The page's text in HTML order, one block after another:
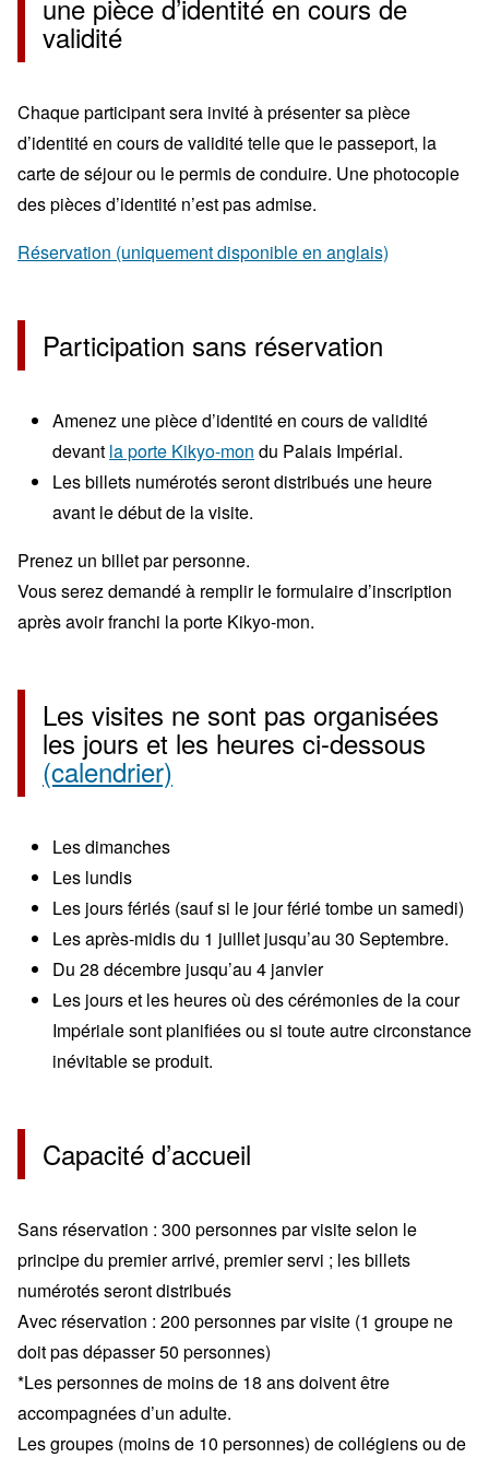
une pièce d’identité en cours de
validité
Chaque participant sera invité à présenter sa pièce
d’identité en cours de validité telle que le passeport, la
carte de séjour ou le permis de conduire. Une photocopie
des pièces d’identité n’est pas admise.
Réservation (uniquement disponible en anglais)
Participation sans réservation
Amenez une pièce d’identité en cours de validité
devant la porte Kikyo-mon du Palais Impérial.
Les billets numérotés seront distribués une heure
avant le début de la visite.
Prenez un billet par personne.
Vous serez demandé à remplir le formulaire d’inscription
après avoir franchi la porte Kikyo-mon.
Les visites ne sont pas organisées
les jours et les heures ci-dessous
(calendrier)
Les dimanches
Les lundis
Les jours fériés (sauf si le jour férié tombe un samedi)
Les après-midis du 1 juillet jusqu’au 30 Septembre.
Du 28 décembre jusqu’au 4 janvier
Les jours et les heures où des cérémonies de la cour
Impériale sont planifiées ou si toute autre circonstance
inévitable se produit.
Capacité d’accueil
Sans réservation : 300 personnes par visite selon le
principe du premier arrivé, premier servi ; les billets
numérotés seront distribués
Avec réservation : 200 personnes par visite (1 groupe ne
doit pas dépasser 50 personnes)
*Les personnes de moins de 18 ans doivent être
accompagnées d’un adulte.
Les groupes (moins de 10 personnes) de collégiens ou de